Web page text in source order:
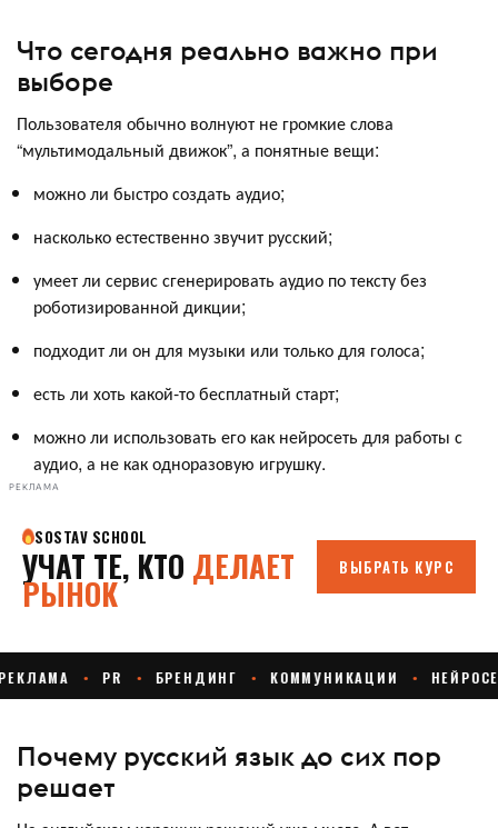
Что сегодня реально важно при
выборе
Пользователя обычно волнуют не громкие слова
“мультимодальный движок”, а понятные вещи:
можно ли быстро создать аудио;
насколько естественно звучит русский;
умеет ли сервис сгенерировать аудио по тексту без
роботизированной дикции;
подходит ли он для музыки или только для голоса;
есть ли хоть какой-то бесплатный старт;
можно ли использовать его как нейросеть для работы с
аудио, а не как одноразовую игрушку.
РЕКЛАМА
Почему русский язык до сих пор
решает